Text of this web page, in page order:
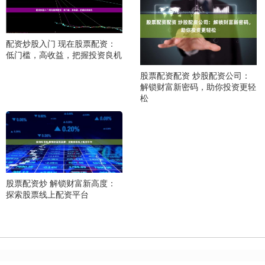
配资炒股入门 现在股票配资：
低门槛，高收益，把握投资良机
股票配资配资 炒股配资公司：
解锁财富新密码，助你投资更轻
松
股票配资炒 解锁财富新高度：
探索股票线上配资平台